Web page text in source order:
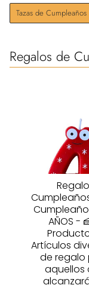
Tazas de Cumpleaños
Regalos de
AÑOS -
Artículos
de regalo
aquellos